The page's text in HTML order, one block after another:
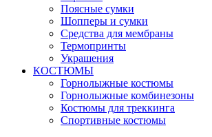
Поясные сумки
Шопперы и сумки
Средства для мембраны
Термопринты
Украшения
КОСТЮМЫ
Горнолыжные костюмы
Горнолыжные комбинезоны
Костюмы для треккинга
Спортивные костюмы